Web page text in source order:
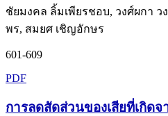
ชัยมงคล ลิ้มเพียรชอบ, วงศ์ผกา
พร, สมยศ เชิญอักษร
601-609
PDF
การลดสัดส่วนของเสียที่เกิดจ